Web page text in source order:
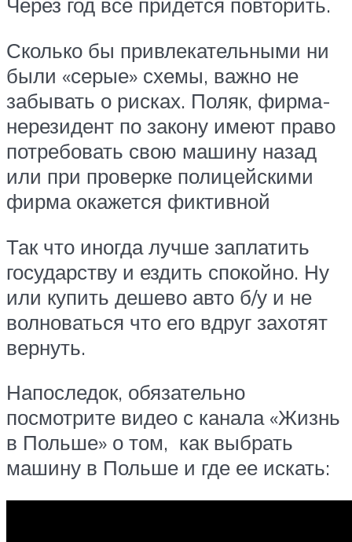
Сколько бы привлекательными ни
были «серые» схемы, важно не
забывать о рисках. Поляк, фирма-
нерезидент по закону имеют право
потребовать свою машину назад
или при проверке полицейскими
фирма окажется фиктивной
Так что иногда лучше заплатить
государству и ездить спокойно. Ну
или купить дешево авто б/у и не
волноваться что его вдруг захотят
вернуть.
Напоследок, обязательно
посмотрите видео с канала «Жизнь
в Польше» о том, как выбрать
машину в Польше и где ее искать: